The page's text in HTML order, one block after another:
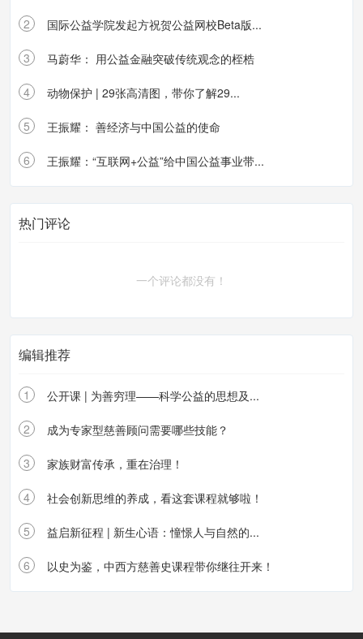
2 国际公益学院发起方祝贺公益网校Beta版...
3 马蔚华： 用公益金融突破传统观念的桎梏
4 动物保护 | 29张高清图，带你了解29...
5 王振耀： 善经济与中国公益的使命
6 王振耀：“互联网+公益”给中国公益事业带...
热门评论
一个评论都没有！
编辑推荐
1 公开课 | 为善穷理——科学公益的思想及...
2 成为专家型慈善顾问需要哪些技能？
3 家族财富传承，重在治理！
4 社会创新思维的养成，看这套课程就够啦！
5 益启新征程 | 新生心语：憧憬人与自然的...
6 以史为鉴，中西方慈善史课程带你继往开来！